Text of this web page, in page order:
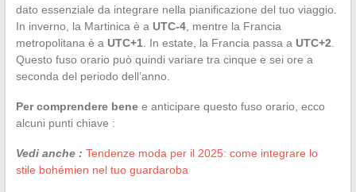
dato essenziale da integrare nella pianificazione del tuo viaggio.
In inverno, la Martinica è a UTC-4, mentre la Francia
metropolitana è a UTC+1 . In estate, la Francia passa a UTC+2
Questo fuso orario può quindi variare tra cinque e sei ore a
seconda del periodo dell’anno.
Per comprendere benee anticipare questo fuso orario, ecco
alcuni punti chiave :
Vedi anche : Tendenze moda per il 2025: come integrare lo
stile bohémien nel tuo guardaroba